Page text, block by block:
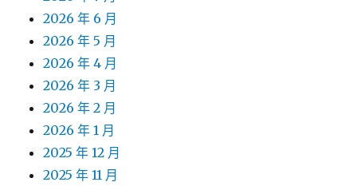
2026 年 6 月
2026 年 5 月
2026 年 4 月
2026 年 3 月
2026 年 2 月
2026 年 1 月
2025 年 12 月
2025 年 11 月